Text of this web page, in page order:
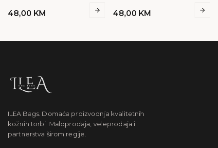
48,00 KM 48,00 KM
ILEA Bags. Domaća proizvodnja kvalitetnih
kožnih torbi. Maloprodaja, veleprodaja i
partnerstva širom regije.